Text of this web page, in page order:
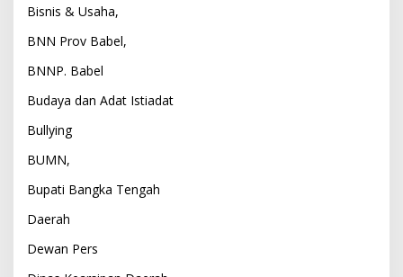
Bisnis & Usaha,
BNN Prov Babel,
BNNP. Babel
Budaya dan Adat Istiadat
Bullying
BUMN,
Bupati Bangka Tengah
Daerah
Dewan Pers